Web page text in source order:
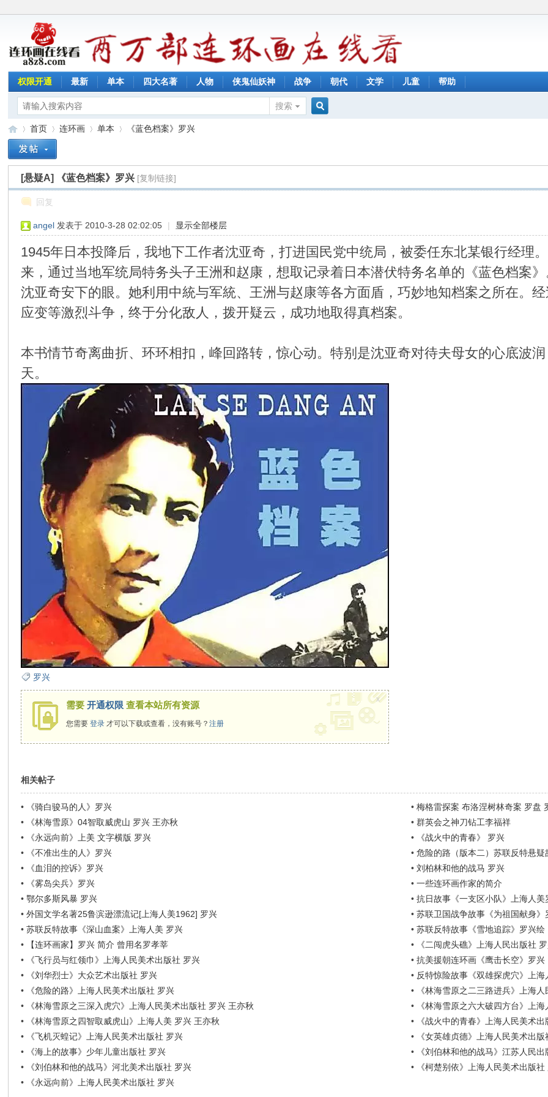
权限开通 最新 单本 四大名著 人物 侠鬼仙妖神 战争 朝代 文学 儿童 帮助
搜索
»
首页
›
连环画
›
单本
›
《蓝色档案》罗兴
[悬疑A] 《蓝色档案》罗兴 [复制链接]
回复
angel 发表于 2010-3-28 02:02:05 | 显示全部楼层
1945年日本投降后，我地下工作者沈亚奇，打进国民党中统局，被委任东北某银行经理
来，通过当地军统局特务头子王洲和赵康，想取记录着日本潜伏特务名单的《蓝色档案
沈亚奇安下的眼。她利用中統与军統、王洲与赵康等各方面盾，巧妙地知档案之所在。
应变等激烈斗争，终于分化敌人，拨开疑云，成功地取得真档案。
本书情节奇离曲折、环环相扣，峰回路转，惊心动。特别是沈亚奇对待夫母女的心底波
天。
罗兴
需要开通权限 查看本站所有资源
您需要登录 才可以下载或查看，没有账号？注册
x
相关帖子
• 《骑白骏马的人》罗兴 • 梅格雷探案 布洛涅树林奇案 罗盘
•
《林海雪原》04智取威虎山 罗兴 王亦秋 • 群英会之神刀钻工李福祥
•
《永远向前》上美 文字横版 罗兴 •
《战火中的青春》 罗兴
•
《不准出生的人》罗兴 • 危险的路（版本二）苏联反特悬疑
•
《血泪的控诉》罗兴 • 刘柏林和他的战马 罗兴
•
《雾岛尖兵》罗兴 • 一些连环画作家的简介
•鄂尔多斯风暴 罗兴 • 抗日故事《一支区小队》上海人美
•外国文学名著25鲁滨逊漂流记[上海人美1962] 罗兴 • 苏联卫国战争故事《为祖国献身》
•苏联反特故事《深山血案》上海人美 罗兴 • 苏联反特故事《雪地追踪》罗兴绘
•
【连环画家】罗兴 简介 曾用名罗孝莘 •
《二闯虎头礁》上海人民出版社
•
《飞行员与红领巾》上海人民美术出版社 罗兴 • 抗美援朝连环画《鹰击长空》罗兴
•
《刘华烈士》大众艺术出版社 罗兴 • 反特惊险故事《双雄探虎穴》上
•
《危险的路》上海人民美术出版社 罗兴 •
《林海雪原之二三路进兵》上海
•
《林海雪原之三深入虎穴》上海人民美术出版社 罗兴 王亦秋 •
《林海雪原之六大破四方台》上
•
《林海雪原之四智取威虎山》上海人美 罗兴 王亦秋 •
《战火中的青春》上海人民美术
•
《飞机灭蝗记》上海人民美术出版社 罗兴 •
《女英雄贞德》上海人民美术出版
•
《海上的故事》少年儿童出版社 罗兴 •
《刘伯林和他的战马》江苏人民
•
《刘伯林和他的战马》河北美术出版社 罗兴 •
《柯楚别依》上海人民美术出版社
•
《永远向前》上海人民美术出版社 罗兴